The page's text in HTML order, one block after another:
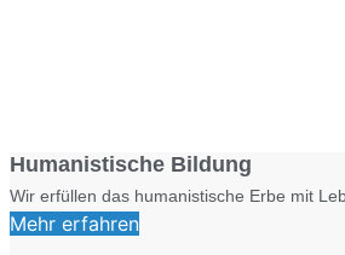
Humanistische Bildung
Wir erfüllen das humanistische Erbe mit
Mehr erfahren